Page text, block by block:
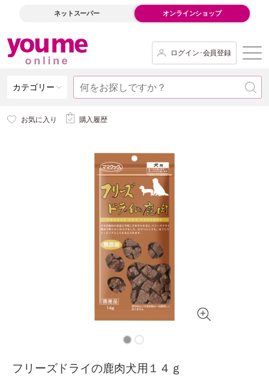
ネットスーパー オンラインショップ
ログイン･会員登録
カテゴリー
お気に入り 購入履歴
フリーズドライの鹿肉犬用１４ｇ